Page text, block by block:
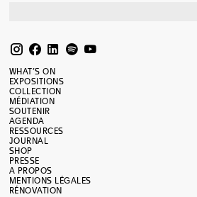
WHAT’S ON
EXPOSITIONS
COLLECTION
MÉDIATION
SOUTENIR
AGENDA
RESSOURCES
JOURNAL
SHOP
PRESSE
A PROPOS
MENTIONS LÉGALES
RÉNOVATION